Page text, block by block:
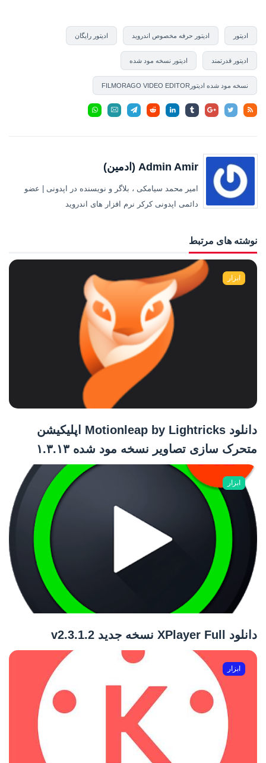
ادیتور ادیتور حرفه مخصوص اندروید ادیتور رایگان
ادیتور قدرتمند ادیتور نسخه مود شده
نسخه مود شده ادیتورFILMORAGO VIDEO EDITOR
Admin Amir (ادمین)
امیر محمد سیامکی ، بلاگر و نویسنده در اپدونی | عضو
دائمی اپدونی کرکر نرم افزار های اندروید
نوشته های مرتبط
ابزار
دانلود Motionleap by Lightricks اپلیکیشن
متحرک سازی تصاویر نسخه مود شده ۱.۳.۱۳
ابزار
دانلود XPlayer Full نسخه جدید v2.3.1.2
ابزار